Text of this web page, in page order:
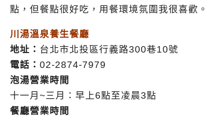
點，但餐點很好吃，用餐環境氛圍我很喜歡。
川湯溫泉養生餐廳
地址： 台北市北投區行義路300巷10號
電話： 02-2874-7979
泡湯營業時間
十一月~三月：早上6點至凌晨3點
餐廳營業時間